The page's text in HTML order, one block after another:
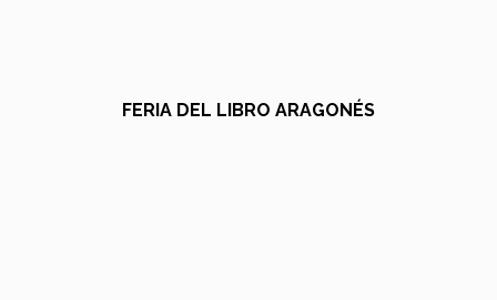
FERIA DEL LIBRO ARAGONÉS